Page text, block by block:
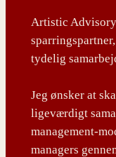
Artistic
tydelig
Jeg ønsker at
ligeværdigt
management-
managers